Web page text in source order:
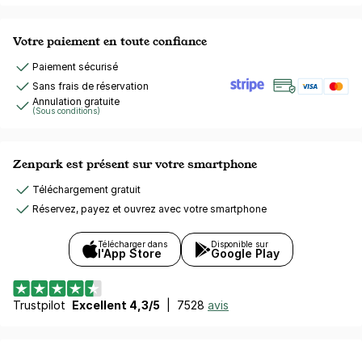
Votre paiement en toute confiance
Paiement sécurisé
Sans frais de réservation
Annulation gratuite
(Sous conditions)
Zenpark est présent sur votre smartphone
Téléchargement gratuit
Réservez, payez et ouvrez avec votre smartphone
Télécharger dans
l'App Store
Disponible sur
Google Play
Trustpilot Excellent 4,3/5 7528 avis